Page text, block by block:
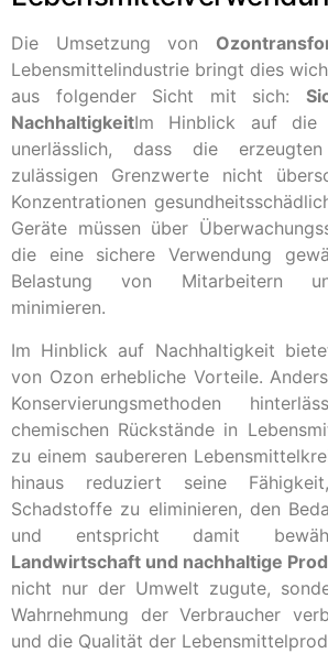
Die Umsetzung von
Lebensmittelindustrie bringt dies
aus folgender Sicht mit sich:
NachhaltigkeitIm Hinblick auf die
unerlässlich, dass die
zulässigen Grenzwerte nicht
Konzentrationen
Geräte müssen über
die eine sichere Verwendung
Belastung von Mitarbeitern
minimieren.
Im Hinblick auf Nachhaltigkeit
von Ozon erhebliche Vorteile.
Konservierungsmethoden
chemischen Rückstände in
zu einem saubereren
hinaus reduziert seine
Schadstoffe zu eliminieren, den
und entspricht damit
Landwirtschaft und nachhaltige
nicht nur der Umwelt zugute,
Wahrnehmung der Verbraucher
und die Qualität der